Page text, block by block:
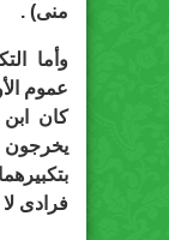
منى) .
وأما
عموم
كان
يخرجون
فرادى